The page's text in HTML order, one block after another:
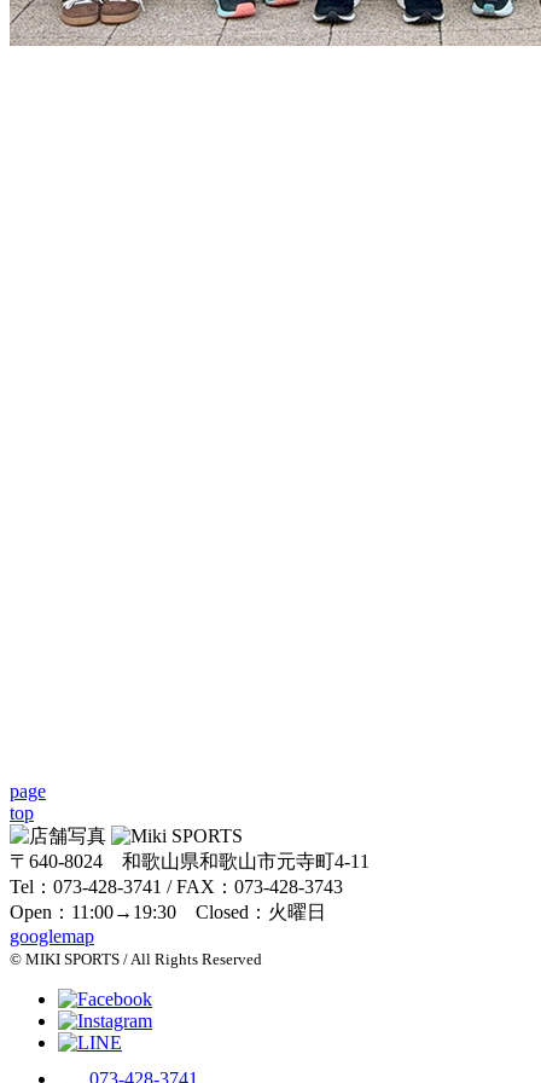
page
top
〒640-8024 和歌山県和歌山市元寺町4-11
Tel：073-428-3741 / FAX：073-428-3743
Open：11:00→19:30 Closed：火曜日
googlemap
© MIKI SPORTS / All Rights Reserved